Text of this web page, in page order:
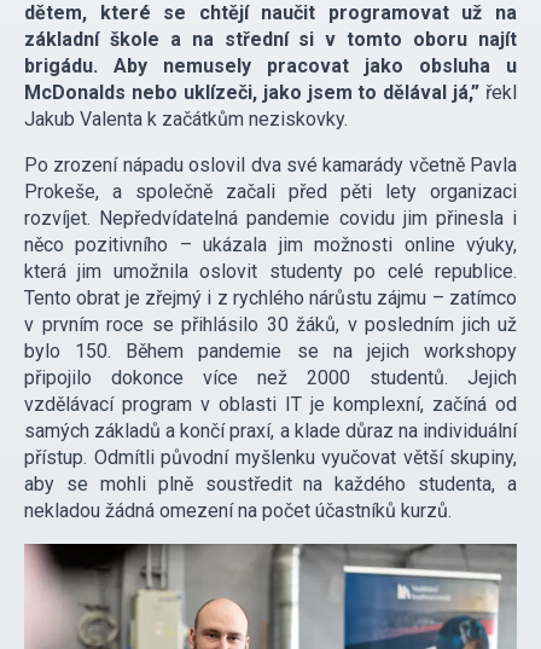
dětem, které se chtějí naučit programovat už na
základní škole a na střední si v tomto oboru najít
brigádu. Aby nemusely pracovat jako obsluha u
McDonalds nebo uklízeči, jako jsem to dělával já,” řekl
Jakub Valenta k začátkům neziskovky.
Po zrození nápadu oslovil dva své kamarády včetně Pavla
Prokeše, a společně začali před pěti lety organizaci
rozvíjet. Nepředvídatelná pandemie covidu jim přinesla i
něco pozitivního – ukázala jim možnosti online výuky,
která jim umožnila oslovit studenty po celé republice.
Tento obrat je zřejmý i z rychlého nárůstu zájmu – zatímco
v prvním roce se přihlásilo 30 žáků, v posledním jich už
bylo 150. Během pandemie se na jejich workshopy
připojilo dokonce více než 2000 studentů. Jejich
vzdělávací program v oblasti IT je komplexní, začíná od
samých základů a končí praxí, a klade důraz na individuální
přístup. Odmítli původní myšlenku vyučovat větší skupiny,
aby se mohli plně soustředit na každého studenta, a
nekladou žádná omezení na počet účastníků kurzů.